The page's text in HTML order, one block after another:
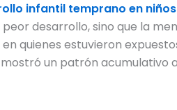
infantil temprano en
desarrollo, sino que la
quienes estuvieron
un patrón acumulativo